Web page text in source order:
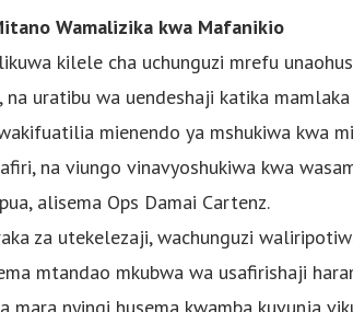
Wamalizika kwa Mafanikio
kilele cha uchunguzi mrefu
na uratibu wa uendeshaji katika
mienendo ya mshukiwa kwa
na viungo vinavyoshukiwa kwa
alisema Ops Damai Cartenz.
za utekelezaji, wachunguzi
mtandao mkubwa wa usafirishaji